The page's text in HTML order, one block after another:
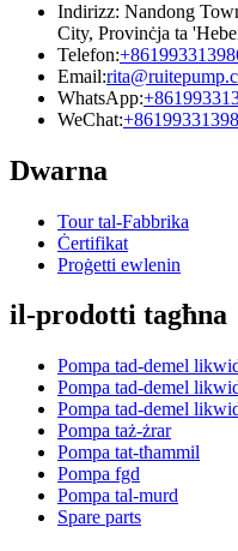
Indirizz: Nandong
City, Provinċja ta
Telefon:
Email:
WhatsApp:
WeChat:
Dwarna
Tour tal-Fabbrika
Ċertifikat
Proġetti ewlenin
il-prodotti tagħna
Pompa tad-demel
Pompa tad-demel
Pompa tad-demel
Pompa taż-żrar
Pompa tat-tħammil
Pompa fgd
Pompa tal-murd
Spare parts